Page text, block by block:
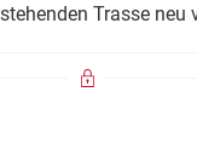
Trasse neu